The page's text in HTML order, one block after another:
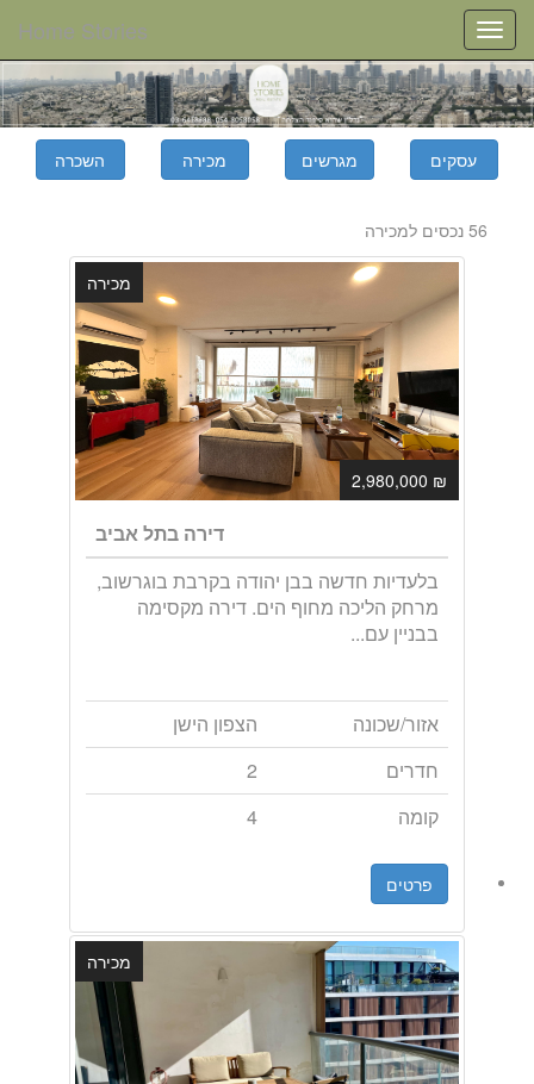
Toggle
navigation
Home Stories
56 נכסים למכירה
₪ 2,980,000
מכירה
דירה בתל אביב
בלעדיות חדשה בבן יהודה בקרבת בוגרשוב,
מרחק הליכה מחוף הים. דירה מקסימה
בבניין עם...
אזור/שכונה
הצפון הישן
חדרים
2
קומה
4
פרטים
מכירה